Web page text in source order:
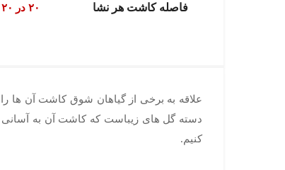
فاصله کاشت هر نشا ۲۰ در ۲۰ سانتیمتر
علاقه به برخی از گیاهان شوق کاشت آن ها
دسته گل های زیبا‌ست که کاشت آن به آسانی
کنیم.